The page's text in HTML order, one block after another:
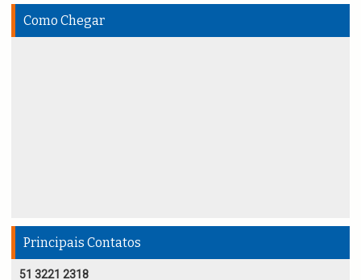
Como Chegar
Principais Contatos
51 3221 2318